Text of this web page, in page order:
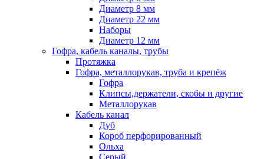
Диаметр 8 мм
Диаметр 22 мм
Наборы
Диаметр 12 мм
Гофра, кабель каналы, трубы
Протяжка
Гофра, металлорукав, труба и крепёж
Гофра
Клипсы,держатели, скобы и другие
Металлорукав
Кабель канал
Дуб
Короб перфорированный
Ольха
Серый